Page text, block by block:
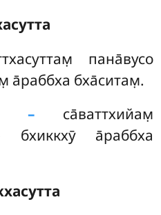
пана̄вусо
а̄раббха бха̄ситам̣.
–са̄ваттхийам̣
бхиккхӯ а̄раббха